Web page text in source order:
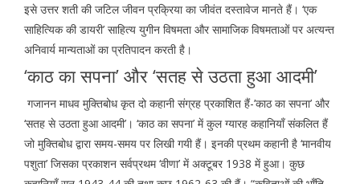
इसे उत्तर शती की जटिल जीवन प्रक्रिया का जीवंत दस्तावेज मानते हैं। ‘एक
साहित्यिक की डायरी’ साहित्य युगीन विषमता और सामाजिक विषमताओं पर अत्यन्त
अनिवार्य मान्यताओं का प्रतिपादन करती है।
‘काठ का सपना’ और ‘सतह से उठता हुआ आदमी’
गजानन माधव मुक्तिबोध कृत दो कहानी संग्रह प्रकाशित हैं-’काठ का सपना’ और
‘सतह से उठता हुआ आदमी’। ‘काठ का सपना’ में कुल ग्यारह कहानियाँ संकलित हैं
जो मुक्तिबोध द्वारा समय-समय पर लिखी गयी हैं। इनकी प्रथम कहानी है ‘मानवीय
पशुता’ जिसका प्रकाशन सर्वप्रथम ‘वीणा’ में अक्टूबर 1938 में हुआ। कुछ